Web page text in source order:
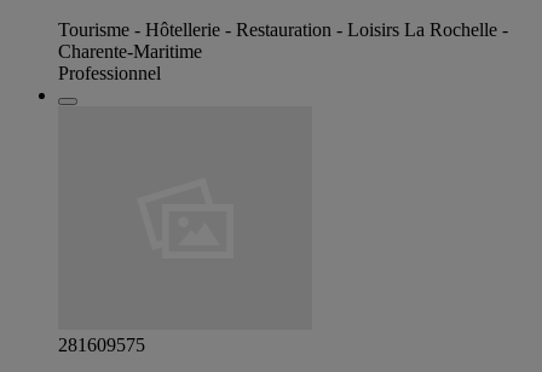
Tourisme - Hôtellerie - Restauration - Loisirs La Rochelle -
Charente-Maritime
Professionnel
281609575